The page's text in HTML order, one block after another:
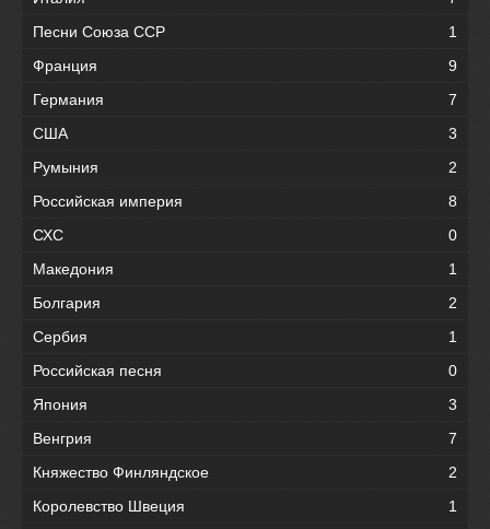
Песни Союза ССР
1
Франция
9
Германия
7
США
3
Румыния
2
Российская империя
8
СХС
0
Македония
1
Болгария
2
Сербия
1
Российская песня
0
Япония
3
Венгрия
7
Княжество Финляндское
2
Королевство Швеция
1